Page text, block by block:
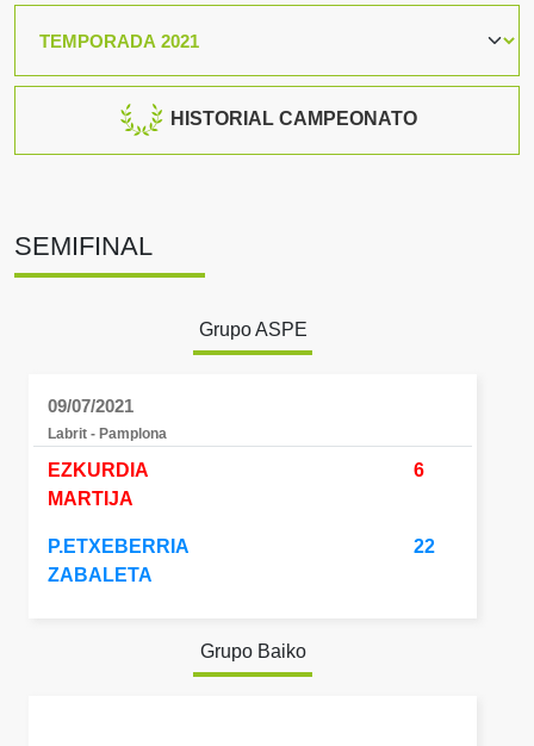
HISTORIAL CAMPEONATO
SEMIFINAL
Grupo ASPE
09/07/2021
Labrit - Pamplona
EZKURDIA
MARTIJA
6
P.ETXEBERRIA
ZABALETA
22
Grupo Baiko